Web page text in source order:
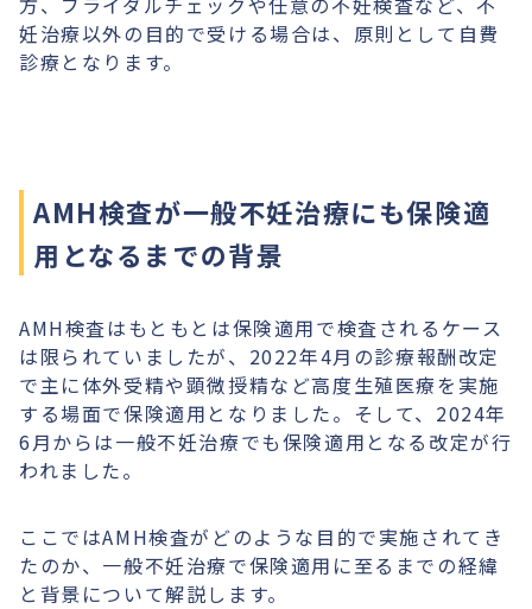
妊治療以外の目的で受ける場合は、原則として自費
診療となります。
AMH検査が一般不妊治療にも保険適
用となるまでの背景
AMH検査はもともとは保険適用で検査されるケース
は限られていましたが、2022年4月の診療報酬改定
で主に体外受精や顕微授精など高度生殖医療を実施
する場面で保険適用となりました。そして、2024年
6月からは一般不妊治療でも保険適用となる改定が行
われました。
ここではAMH検査がどのような目的で実施されてき
たのか、一般不妊治療で保険適用に至るまでの経緯
と背景について解説します。